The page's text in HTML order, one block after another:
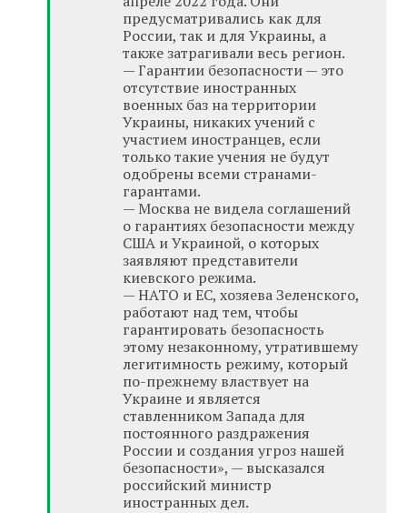
предусматривались как для
России, так и для Украины, а
также затрагивали весь регион.
— Гарантии безопасности — это
отсутствие иностранных
военных баз на территории
Украины, никаких учений с
участием иностранцев, если
только такие учения не будут
одобрены всеми странами-
гарантами.
— Москва не видела соглашений
о гарантиях безопасности между
США и Украиной, о которых
заявляют представители
киевского режима.
— НАТО и ЕС, хозяева Зеленского,
работают над тем, чтобы
гарантировать безопасность
этому незаконному, утратившему
легитимность режиму, который
по-прежнему властвует на
Украине и является
ставленником Запада для
постоянного раздражения
России и создания угроз нашей
безопасности», — высказался
российский министр
иностранных дел.